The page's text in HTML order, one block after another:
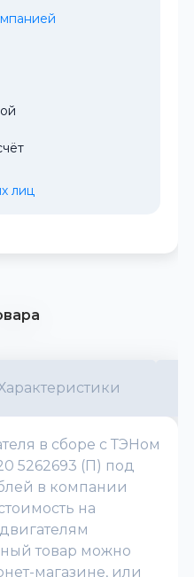
лиц
в сборе с ТЭНом
5262693 (П) под
в компании
на
товар можно
магазине, или